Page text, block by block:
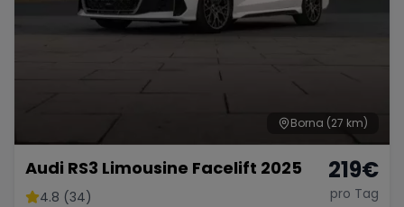
Borna (27 km)
Audi RS3 Limousine Facelift 2025
4.8 (34)
219€
pro Tag